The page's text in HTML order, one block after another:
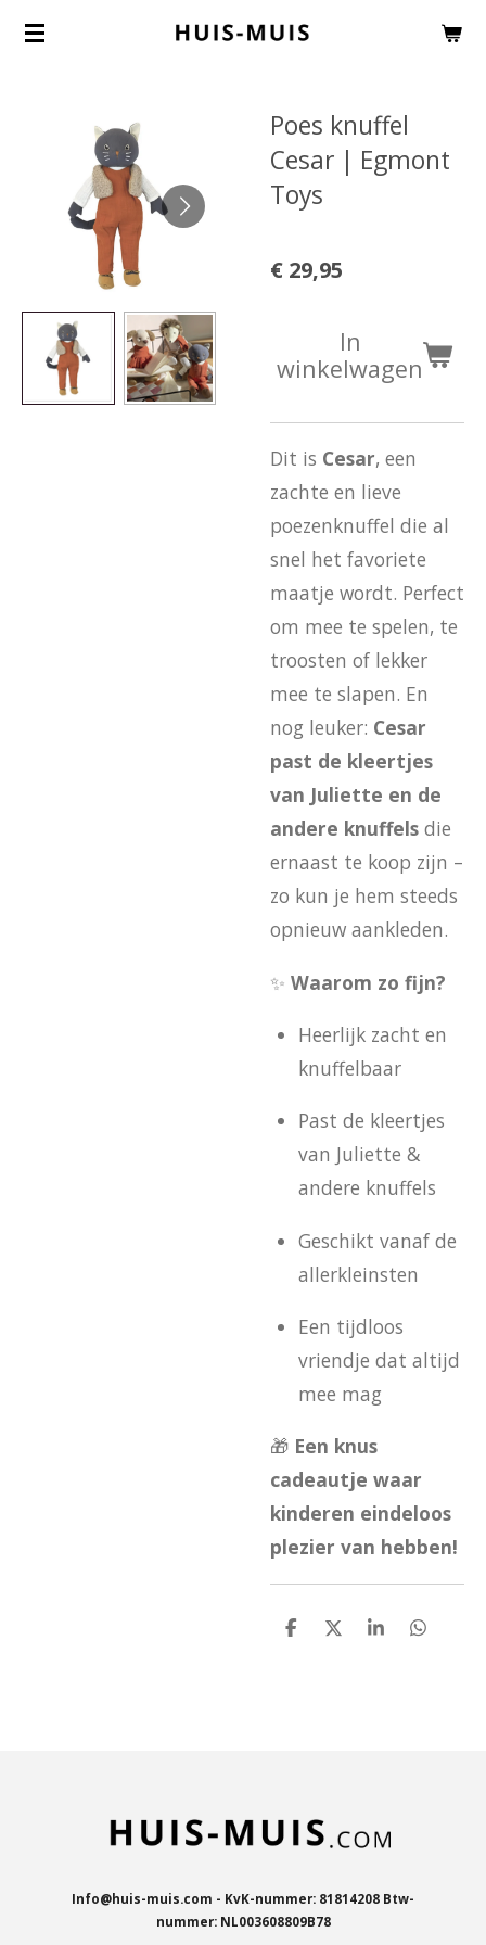
Ga
hoofdinhoud
Poes knuffel
Cesar | Egmont
Toys
€ 29,95
In
winkelwagen
Dit is Cesar, een
zachte en lieve
poezenknuffel die al
snel het favoriete
maatje wordt. Perfect
om mee te spelen, te
troosten of lekker
mee te slapen. En
nog leuker: Cesar
past de kleertjes
van Juliette en de
andere knuffels die
ernaast te koop zijn –
zo kun je hem steeds
opnieuw aankleden.
✨ Waarom zo fijn?
Heerlijk zacht en
knuffelbaar
Past de kleertjes
van Juliette &
andere knuffels
Geschikt vanaf de
allerkleinsten
Een tijdloos
vriendje dat altijd
mee mag
🎁 Een knus
cadeautje waar
kinderen eindeloos
plezier van hebben!
D
D
S
D
Info@huis-muis.com - KvK-nummer: 81814208 Btw-
nummer: NL003608809B78